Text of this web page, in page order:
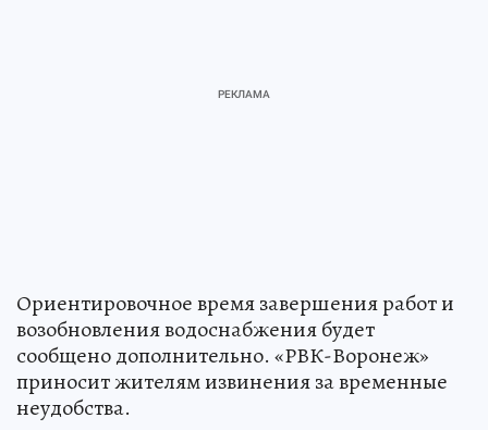
Ориентировочное время завершения работ и
возобновления водоснабжения будет
сообщено дополнительно. «РВК-Воронеж»
приносит жителям извинения за временные
неудобства.